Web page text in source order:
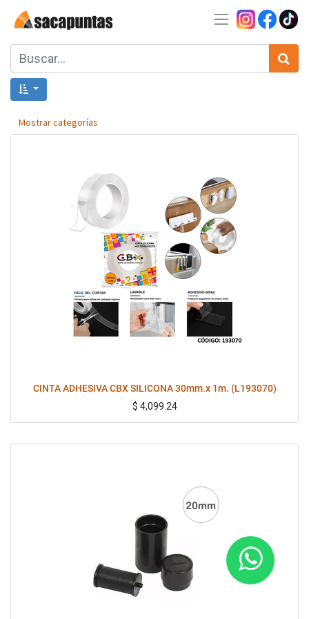
Mostrar categorías
CINTA ADHESIVA CBX SILICONA 30mm.x 1m. (L193070)
$ 4,099.24